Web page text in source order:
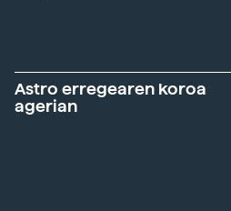
Astro erregearen koroa
agerian